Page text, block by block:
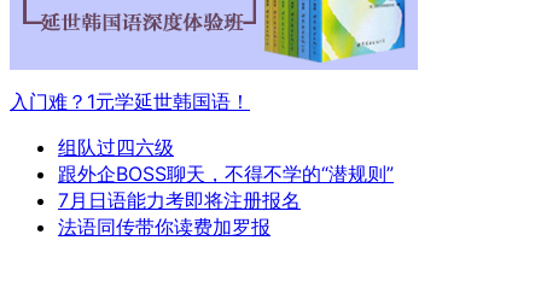
入门难？1元学延世韩国语！
组队过四六级
跟外企BOSS聊天，不得不学的“潜规则”
7月日语能力考即将注册报名
法语同传带你读费加罗报